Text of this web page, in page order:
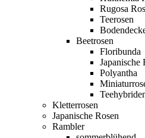
Rugosa
Teerosen
Beetrosen
Floribunda
Japanische
Polyantha
Kletterrosen
Japanische Rosen
Rambler